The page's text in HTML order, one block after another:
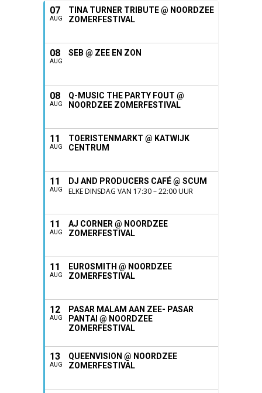
07
AUG
TINA TURNER TRIBUTE @ NOORDZEE
ZOMERFESTIVAL
08
AUG
SEB @ ZEE EN ZON
08
AUG
Q-MUSIC THE PARTY FOUT @
NOORDZEE ZOMERFESTIVAL
11
AUG
TOERISTENMARKT @ KATWIJK
CENTRUM
11
AUG
DJ AND PRODUCERS CAFÉ @ SCUM
ELKE DINSDAG VAN 17:30 – 22:00 UUR
11
AUG
AJ CORNER @ NOORDZEE
ZOMERFESTIVAL
11
AUG
EUROSMITH @ NOORDZEE
ZOMERFESTIVAL
12
AUG
PASAR MALAM AAN ZEE- PASAR
PANTAI @ NOORDZEE
ZOMERFESTIVAL
13
AUG
QUEENVISION @ NOORDZEE
ZOMERFESTIVAL